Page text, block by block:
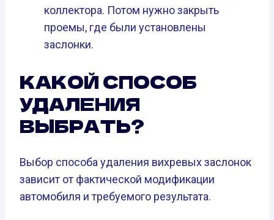
коллектора. Потом нужно закрыть
проемы, где были установлены
заслонки.
КАКОЙ СПОСОБ
УДАЛЕНИЯ
ВЫБРАТЬ?
Выбор способа удаления вихревых заслонок
зависит от фактической модификации
автомобиля и требуемого результата.